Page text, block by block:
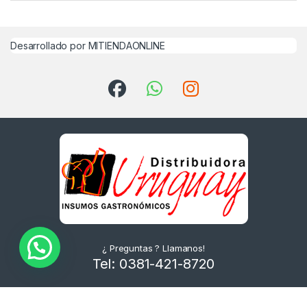
Desarrollado por MITIENDAONLINE
¿ Preguntas ? Llamanos!
Tel: 0381-421-8720